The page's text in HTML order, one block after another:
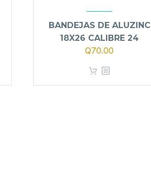
BANDEJAS DE ALUZINC
18X26 CALIBRE 24
Q70.00